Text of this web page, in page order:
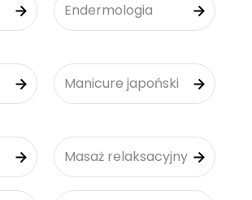
Endermologia
Manicure japoński
Masaż relaksacyjny